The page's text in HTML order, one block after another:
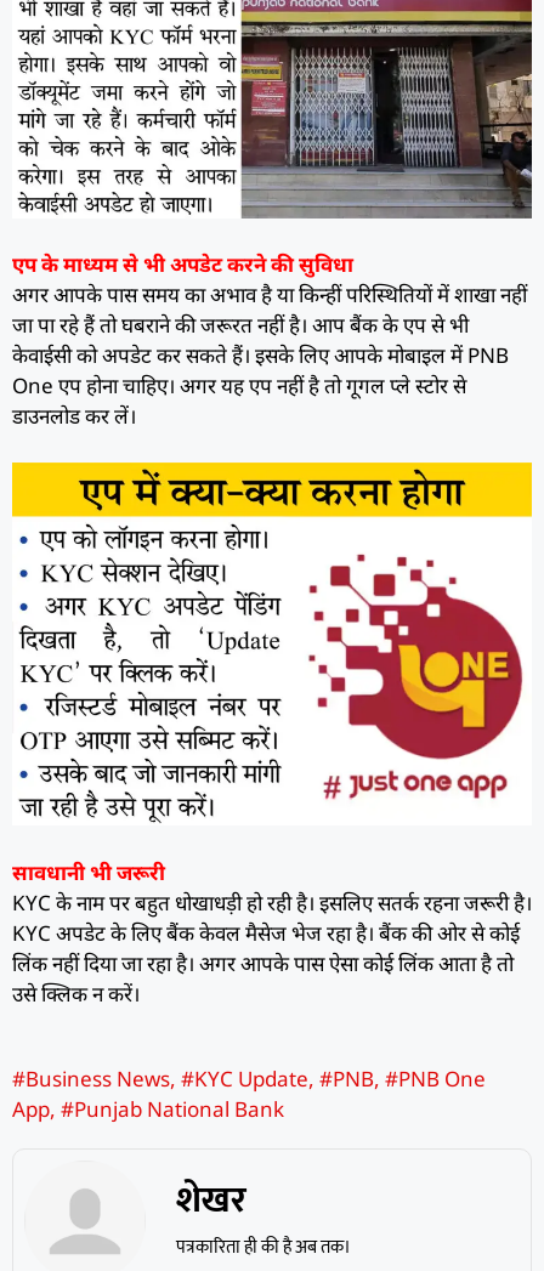
एप के माध्यम से भी अपडेट करने की सुविधा
अगर आपके पास समय का अभाव है या किन्हीं परिस्थितियों में शाखा नहीं
जा पा रहे हैं तो घबराने की जरूरत नहीं है। आप बैंक के एप से भी
केवाईसी को अपडेट कर सकते हैं। इसके लिए आपके मोबाइल में PNB
One एप होना चाहिए। अगर यह एप नहीं है तो गूगल प्ले स्टोर से
डाउनलोड कर लें।
सावधानी भी जरूरी
KYC के नाम पर बहुत धोखाधड़ी हो रही है। इसलिए सतर्क रहना जरूरी है।
KYC अपडेट के लिए बैंक केवल मैसेज भेज रहा है। बैंक की ओर से कोई
लिंक नहीं दिया जा रहा है। अगर आपके पास ऐसा कोई लिंक आता है तो
उसे क्लिक न करें।
#Business News, #KYC Update, #PNB, #PNB One
App, #Punjab National Bank
शेखर
पत्रकारिता ही की है अब तक।